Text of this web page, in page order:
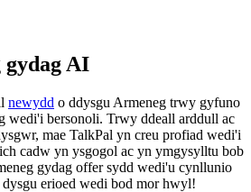
gydag AI
newydd o ddysgu Armeneg trwy gyfuno
wedi'i bersonoli. Trwy ddeall arddull ac
mae TalkPal yn creu profiad wedi'i
cadw yn ysgogol ac yn ymgysylltu bob
gydag offer sydd wedi'u cynllunio
erioed wedi bod mor hwyl!